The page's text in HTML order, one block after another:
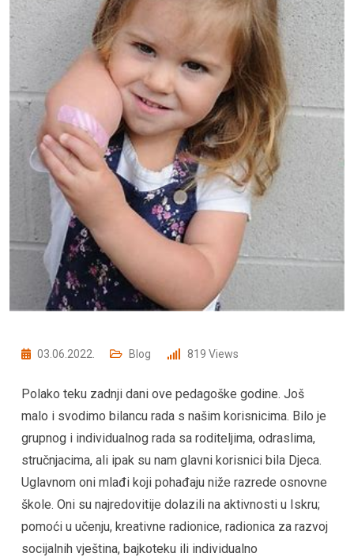
03.06.2022. Blog 819 Views
Polako teku zadnji dani ove pedagoške godine. Još
malo i svodimo bilancu rada s našim korisnicima. Bilo je
grupnog i individualnog rada sa roditeljima, odraslima,
stručnjacima, ali ipak su nam glavni korisnici bila Djeca.
Uglavnom oni mlađi koji pohađaju niže razrede osnovne
škole. Oni su najredovitije dolazili na aktivnosti u Iskru;
pomoći u učenju, kreativne radionice, radionica za razvoj
socijalnih vještina, bajkoteku ili individualno